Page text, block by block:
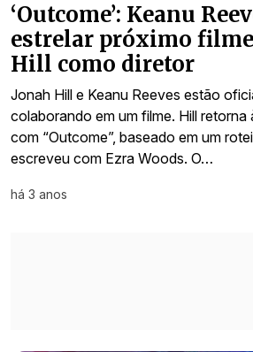
‘Outcome’: Keanu
estrelar próximo filme
Hill como diretor
Jonah Hill e Keanu Reeves estão
colaborando em um filme. Hill retorna
com “Outcome”, baseado em um
escreveu com Ezra Woods. O…
há 3 anos